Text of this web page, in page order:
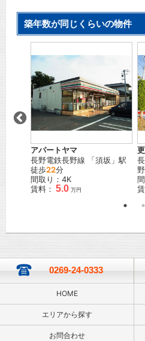
築年数が同じくらいの物件
アパートヤマ
長野電鉄長野線 「須坂 」駅
徒歩22分
間取り：4K
賃料： 5.0 万円
野
0269-24-0333
HOME
エリアから探す
お問合わせ